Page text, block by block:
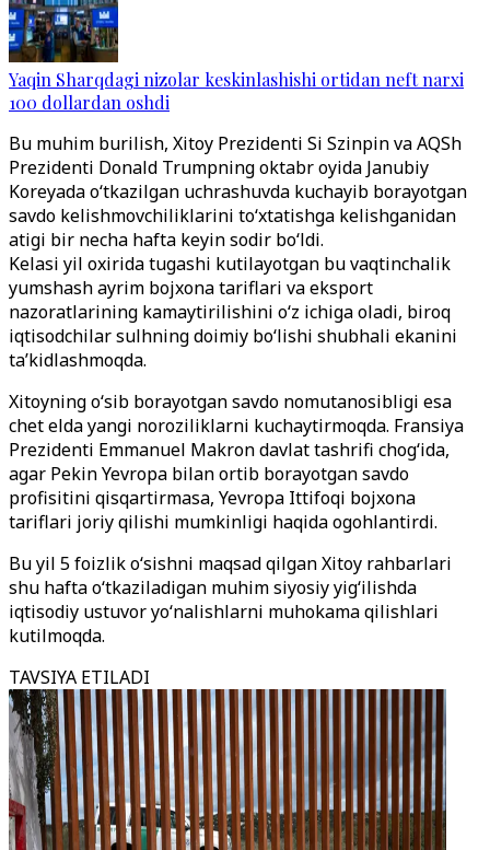
Yaqin Sharqdagi nizolar keskinlashishi ortidan neft narxi
100 dollardan oshdi
Bu muhim burilish, Xitoy Prezidenti Si Szinpin va AQSh
Prezidenti Donald Trumpning oktabr oyida Janubiy
Koreyada o‘tkazilgan uchrashuvda kuchayib borayotgan
savdo kelishmovchiliklarini to‘xtatishga kelishganidan
atigi bir necha hafta keyin sodir bo‘ldi.
Kelasi yil oxirida tugashi kutilayotgan bu vaqtinchalik
yumshash ayrim bojxona tariflari va eksport
nazoratlarining kamaytirilishini o‘z ichiga oladi, biroq
iqtisodchilar sulhning doimiy bo‘lishi shubhali ekanini
ta’kidlashmoqda.
Xitoyning o‘sib borayotgan savdo nomutanosibligi esa
chet elda yangi noroziliklarni kuchaytirmoqda. Fransiya
Prezidenti Emmanuel Makron davlat tashrifi chog‘ida,
agar Pekin Yevropa bilan ortib borayotgan savdo
profisitini qisqartirmasa, Yevropa Ittifoqi bojxona
tariflari joriy qilishi mumkinligi haqida ogohlantirdi.
Bu yil 5 foizlik o‘sishni maqsad qilgan Xitoy rahbarlari
shu hafta o‘tkaziladigan muhim siyosiy yig‘ilishda
iqtisodiy ustuvor yo‘nalishlarni muhokama qilishlari
kutilmoqda.
TAVSIYA ETILADI